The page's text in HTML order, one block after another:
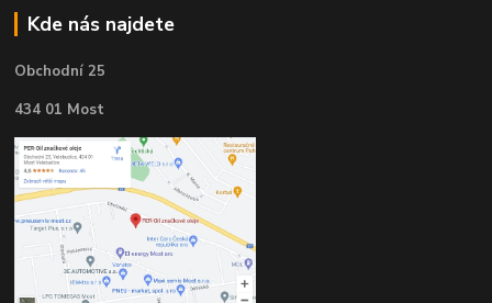
Kde nás najdete
Obchodní 25
434 01 Most